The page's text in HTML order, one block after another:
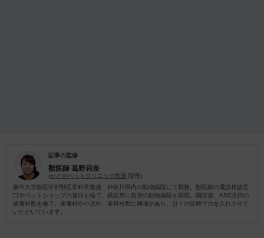
記事の監修
獣医師 葛野莉奈
(かどのペットクリニック院長 院長)
麻布大学獣医学部獣医学科卒業後、神奈川県内の動物病院にて勤務。獣医師の電話相談窓
口やペットショップの巡回を経て、横浜市に自身の動物病院を開院。開院後、ASC永田の
皮膚科塾を修了。皮膚科や小児科、産科分野に興味があり、日々の診療で力を入れさせて
いただいています。